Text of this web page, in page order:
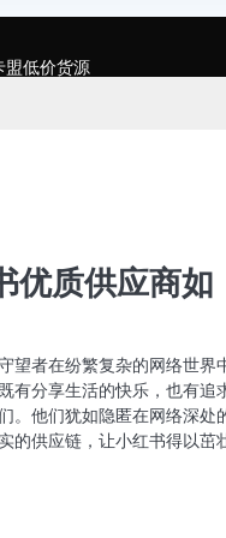
低价货源
优质供应商如
望者在纷繁复杂的网络世界
有分享生活的快乐，也有追
。他们犹如隐匿在网络深处
的供应链，让小红书得以茁